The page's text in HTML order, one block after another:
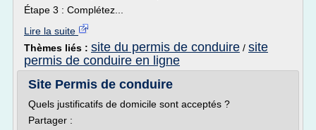
Étape 3 : Complétez...
Lire la suite
Thèmes liés : site du permis de conduire / site
permis de conduire en ligne
Site Permis de conduire
Quels justificatifs de domicile sont acceptés ?
Partager :